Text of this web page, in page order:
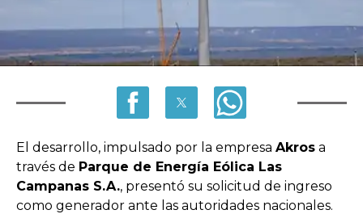
El desarrollo, impulsado por la empresa Akros a
través de Parque de Energía Eólica Las
Campanas S.A., presentó su solicitud de ingreso
como generador ante las autoridades nacionales.